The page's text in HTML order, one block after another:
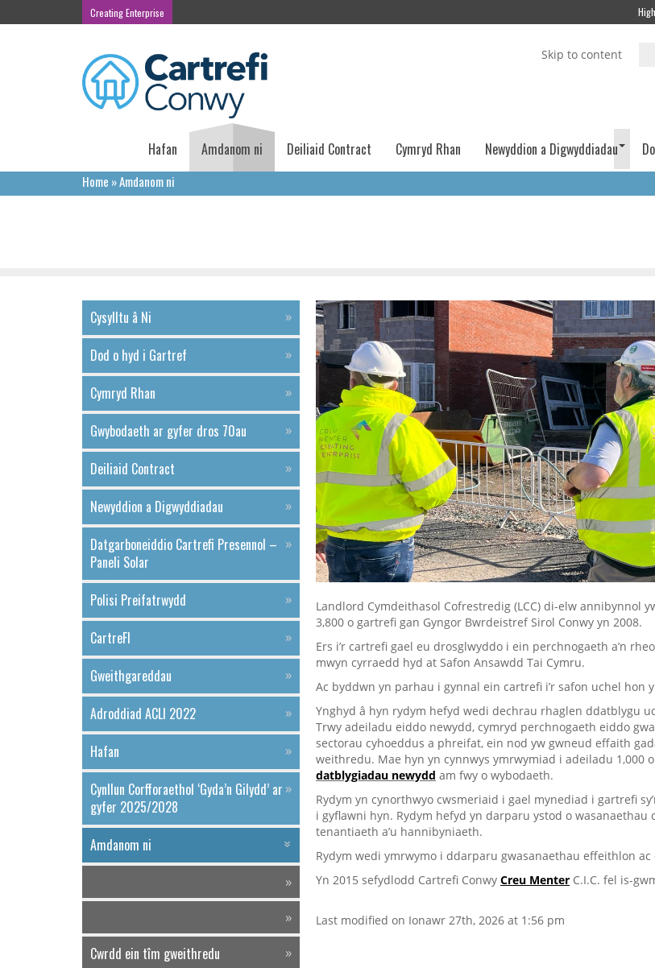
Creating Enterprise
Skip to content
Hafan Amdanom ni Deiliaid Contract Cymryd Rhan Newyddion a Digwyddiadau
Home »Amdanom ni
Cysylltu â Ni
Dod o hyd i Gartref
Cymryd Rhan
Gwybodaeth ar gyfer dros 70au
Deiliaid Contract
Newyddion a Digwyddiadau
Datgarboneiddio Cartrefi Presennol –
Paneli Solar
Polisi Preifatrwydd
CartreFI
Gweithgareddau
Adroddiad ACLl 2022
Hafan
Cynllun Corfforaethol ‘Gyda’n Gilydd’ ar
gyfer 2025/2028
Amdanom ni
Cwrdd ein tîm gweithredu
Landlord Cymdeithasol Cofrestredig (LCC) di-elw annibynnol
3,800 o gartrefi gan Gyngor Bwrdeistref Sirol Conwy yn 2008.
Ers i’r cartrefi gael eu drosglwyddo i ein perchnogaeth a’n
mwyn cyrraedd hyd at Safon Ansawdd Tai Cymru.
Ac byddwn yn parhau i gynnal ein cartrefi i’r safon uchel hon
Ynghyd â hyn rydym hefyd wedi dechrau rhaglen ddatblygu
Trwy adeiladu eiddo newydd, cymryd perchnogaeth eiddo
sectorau cyhoeddus a phreifat, ein nod yw gwneud effaith
weithredu. Mae hyn yn cynnwys ymrwymiad i adeiladu 1,000
datblygiadau newydd am fwy o wybodaeth.
Rydym yn cynorthwyo cwsmeriaid i gael mynediad i gartrefi
i gyflawni hyn. Rydym hefyd yn darparu ystod o wasanaethau
tenantiaeth a’u hannibyniaeth.
Rydym wedi ymrwymo i ddarparu gwasanaethau effeithlon
Yn 2015 sefydlodd Cartrefi Conwy Creu Menter C.I.C. fel is-
Last modified on Ionawr 27th, 2026 at 1:56 pm